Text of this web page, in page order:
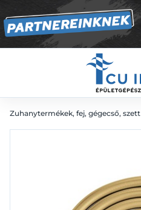
Zuhanytermékek, fej, gégecső, szett
12 181 Ft